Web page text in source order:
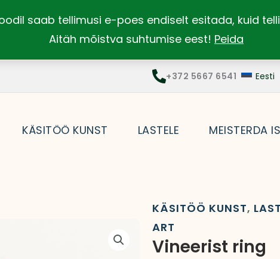
saab tellimusi e-poes endiselt esitada, kuid
Aitäh mõistva suhtumise eest! Peida
+372 5667 6541 Eesti
KÄSITÖÖ KUNST LASTELE MEISTERDA
KÄSITÖÖ KUNST,
ART
Vineerist ring